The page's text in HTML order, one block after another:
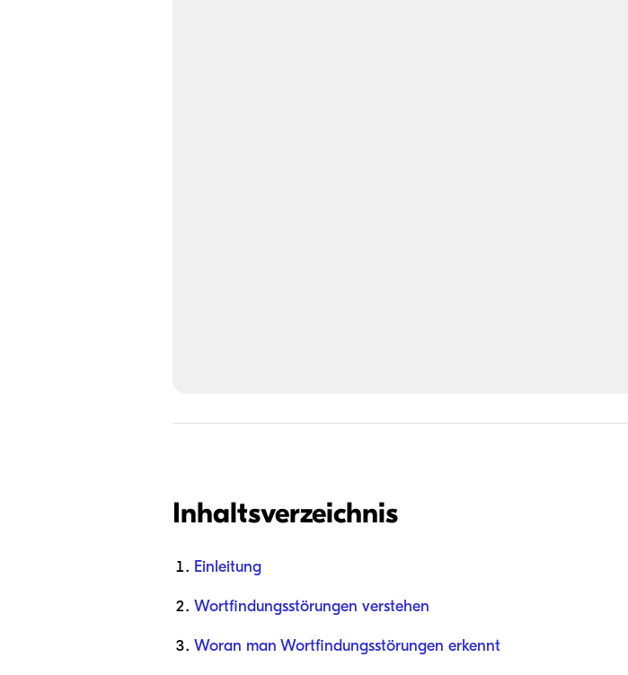
Inhaltsverzeichnis
Einleitung
Wortfindungsstörungen verstehen
Woran man Wortfindungsstörungen erkennt